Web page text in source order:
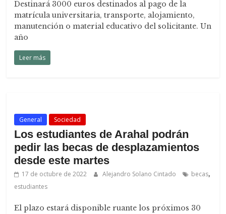
Destinará 3000 euros destinados al pago de la
matrícula universitaria, transporte, alojamiento,
manutención o material educativo del solicitante. Un
año
Leer más
General Sociedad
Los estudiantes de Arahal podrán
pedir las becas de desplazamientos
desde este martes
17 de octubre de 2022 Alejandro Solano Cintado becas,
estudiantes
El plazo estará disponible ruante los próximos 30